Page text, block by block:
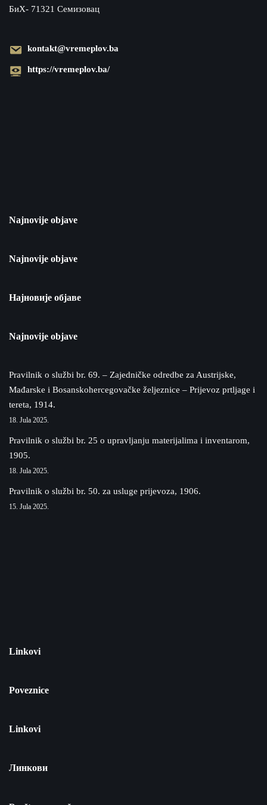
БиХ- 71321 Семизовац
kontakt@vremeplov.ba
https://vremeplov.ba/
Najnovije objave
Najnovije objave
Најновије објаве
Najnovije objave
Pravilnik o službi br. 69. – Zajedničke odredbe za Austrijske,
Mađarske i Bosanskohercegovačke željeznice – Prijevoz prtljage i
tereta, 1914.
18. Jula 2025.
Pravilnik o službi br. 25 o upravljanju materijalima i inventarom,
1905.
18. Jula 2025.
Pravilnik o službi br. 50. za usluge prijevoza, 1906.
15. Jula 2025.
Linkovi
Poveznice
Linkovi
Линкови